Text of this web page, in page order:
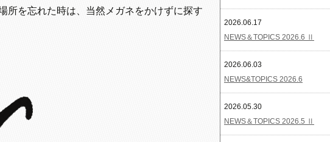
所を忘れた時は、当然メガネをかけずに探す
2026.06.17
NEWS＆TOPICS 2026.6 Ⅱ
2026.06.03
NEWS&TOPICS 2026.6
2026.05.30
NEWS＆TOPICS 2026.5 Ⅱ